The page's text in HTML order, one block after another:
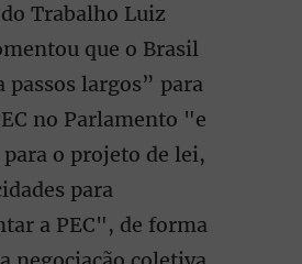
Trabalho Luiz
que o Brasil
passos largos” para
no Parlamento "e
o projeto de lei,
para
a PEC", de forma